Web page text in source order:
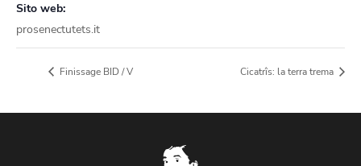
Sito web:
prosenectutets.it
Finissage BID / V Cicatrîs: la terra trema